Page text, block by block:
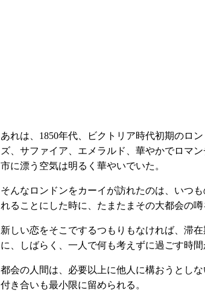
あれは、 1850年代、ビクトリア時代初期のロ
ズ、サファイア、エメラルド、華やかでロマ
市に漂う空気は明るく華やいでいた。
そんなロンドンをカーイが訪れたのは、いつ
れることにした時に、たまたまその大都会の
新しい恋をそこでするつもりもなければ、滞
に、しばらく、一人で何も考えずに過ごす時間
都会の人間は、必要以上に他人に構おうとし
付き合いも最小限に留められる。